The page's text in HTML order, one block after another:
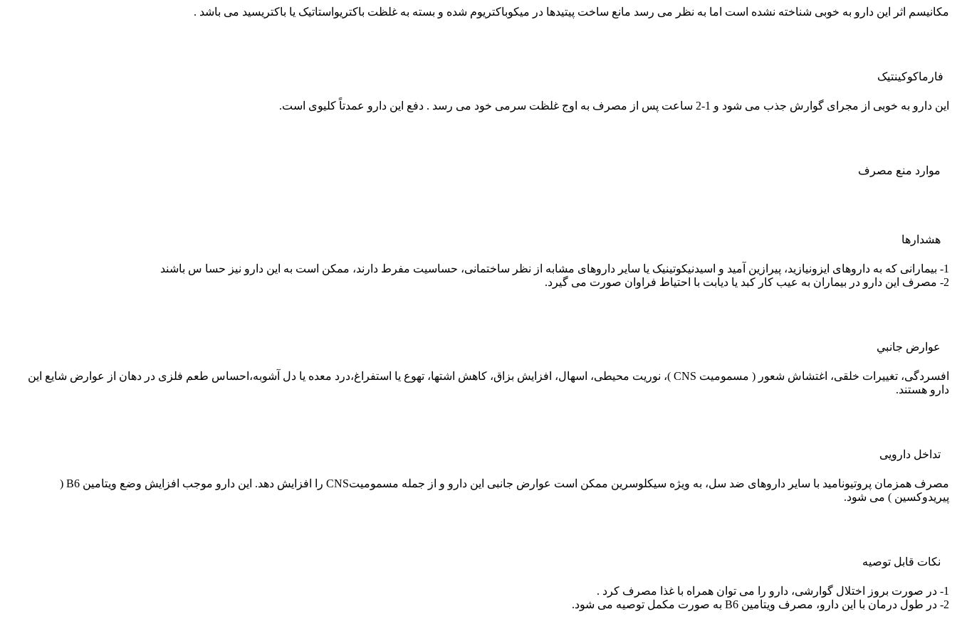
مکانیسم اثر این دارو به خوبی شناخته نشده است اما به نظر می رسد مانع ساخت پیتیدها در میکوباکتریوم شده و بسته به غلظت باکتریواستاتیک یا باکتریسید می باشد .
فارماکوکينتيک
این دارو به خوبی از مجرای گوارش جذب می شود و 1-2 ساعت پس از مصرف به اوج غلظت سرمی خود می رسد . دفع این دارو عمدتاً کلیوی است.
موارد منع مصرف
هشدارها
1- بیمارانی که به داروهای ایزونیازید، پیرازین آمید و اسیدنیکوتینیک یا سایر داروهای مشابه از نظر ساختمانی، حساسیت مفرط دارند، ممکن است به این دارو نیز حسا س باشند
2- مصرف این دارو در بیماران به عیب کار کبد یا دیابت با احتیاط فراوان صورت می گیرد.
عوارض جانبي
افسردگی، تغییرات خلقی، اغتشاش شعور ( مسمومیت CNS )، نوریت محیطی، اسهال، افزایش بزاق، کاهش اشتها، تهوع یا استفراغ،درد معده یا دل آشوبه،احساس طعم فلزی در دهان از عوارض شایع این
دارو هستند.
تداخل دارویی
مصرف همزمان پروتیونامید با سایر داروهای ضد سل، به ویژه سیکلوسرین ممکن است عوارض جانبی این دارو و از جمله مسمومیتCNS را افزایش دهد. این دارو موجب افزایش وضع ویتامین B6 (
پیریدوکسین ) می شود.
نکات قابل توصيه
1- در صورت بروز اختلال گوارشی، دارو را می توان همراه با غذا مصرف کرد .
2- در طول درمان با این دارو، مصرف ویتامین B6 به صورت مکمل توصیه می شود.